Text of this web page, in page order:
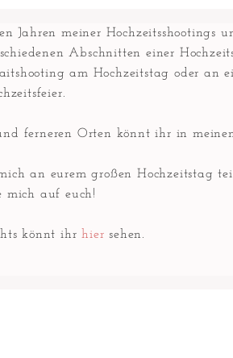
Jahren meiner Hochzeitsshootings
Abschnitten einer
am Hochzeitstag oder an
ferneren Orten könnt ihr in
an eurem großen Hochzeitstag
mich auf euch!
könnt ihrhier sehen.